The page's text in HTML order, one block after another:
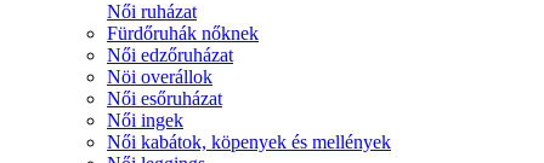
Női ruházat
Fürdőruhák nőknek
Női edzőruházat
Nöi overállok
Női esőruházat
Női ingek
Női kabátok, köpenyek és mellények